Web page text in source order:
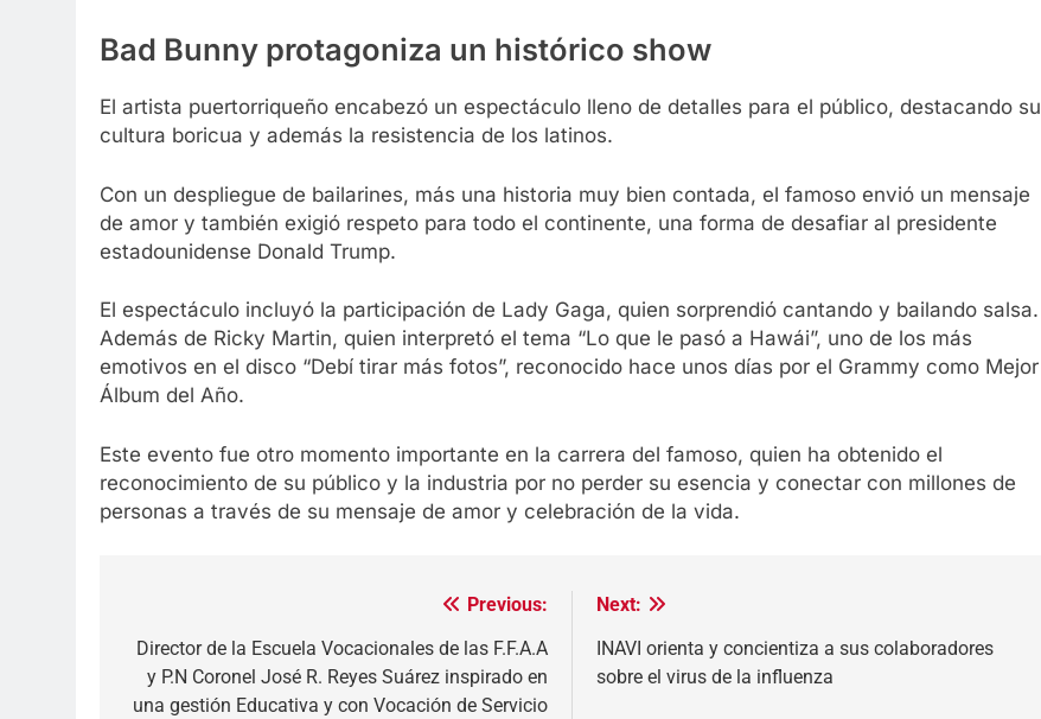
Bad Bunny protagoniza un histórico show
El artista puertorriqueño encabezó un espectáculo lleno de detalles para el público, destacando su
cultura boricua y además la resistencia de los latinos.
Con un despliegue de bailarines, más una historia muy bien contada, el famoso envió un mensaje
de amor y también exigió respeto para todo el continente, una forma de desafiar al presidente
estadounidense Donald Trump.
El espectáculo incluyó la participación de Lady Gaga, quien sorprendió cantando y bailando salsa.
Además de Ricky Martin, quien interpretó el tema “Lo que le pasó a Hawái”, uno de los más
emotivos en el disco “Debí tirar más fotos”, reconocido hace unos días por el Grammy como Mejor
Álbum del Año.
Este evento fue otro momento importante en la carrera del famoso, quien ha obtenido el
reconocimiento de su público y la industria por no perder su esencia y conectar con millones de
personas a través de su mensaje de amor y celebración de la vida.
de
entradas
Previous:
Director de la Escuela Vocacionales de las F.F.A.A
y P.N Coronel José R. Reyes Suárez inspirado en
una gestión Educativa y con Vocación de Servicio
Next:
INAVI orienta y concientiza a sus colaboradores
sobre el virus de la influenza